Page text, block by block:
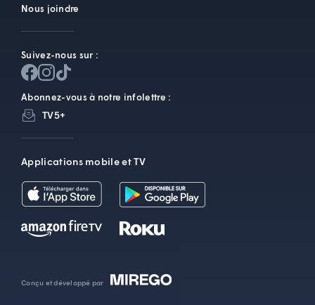
Nous joindre
Suivez-nous sur :
Abonnez-vous à notre infolettre :
TV5+
Applications mobile et TV
Conçu et développé par